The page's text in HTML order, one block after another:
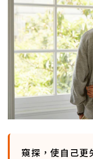
窺探，使自己更